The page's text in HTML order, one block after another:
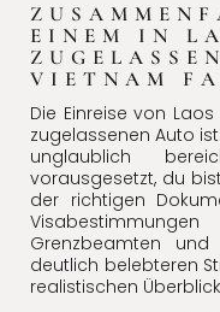
EINEM IN
VIETNAM
Die Einreise von
zugelassenen Auto
unglaublich
vorausgesetzt, du
der richtigen
Grenzbeamten
deutlich belebteren
realistischen